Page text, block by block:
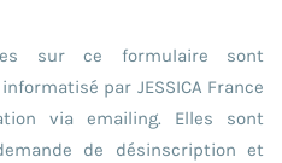
sur ce formulaire sont
par JESSICA France
via emailing. Elles sont
de désinscription et